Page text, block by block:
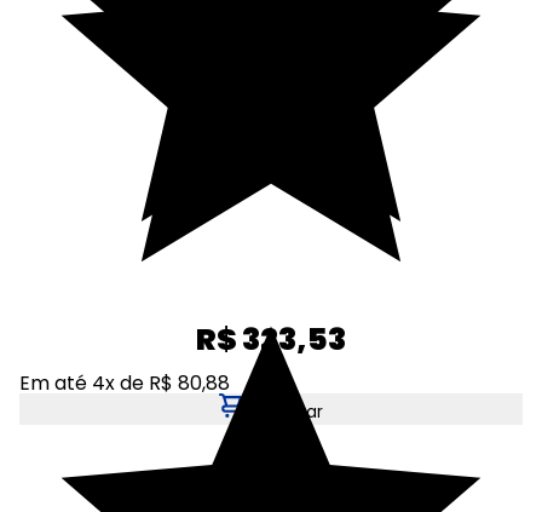
R$ 323,53
Em até 4x de R$ 80,88
Adicionar